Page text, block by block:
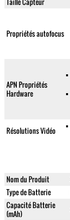
Propriétés autofocus
APN Propriétés
Hardware
Résolutions Vidéo
Nom du Produit
Type de Batterie
Capacité Batterie
(mAh)